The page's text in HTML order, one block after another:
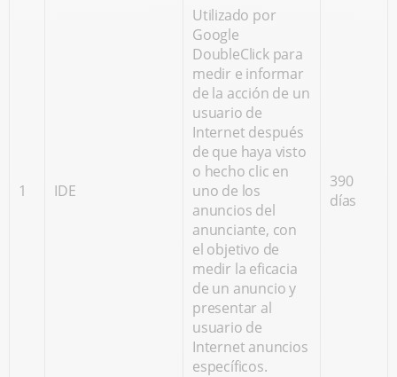
1 IDE
Utilizado por
Google
DoubleClick para
medir e informar
de la acción de un
usuario de
Internet después
de que haya visto
o hecho clic en
uno de los
anuncios del
anunciante, con
el objetivo de
medir la eficacia
de un anuncio y
presentar al
usuario de
Internet anuncios
específicos.
390
días